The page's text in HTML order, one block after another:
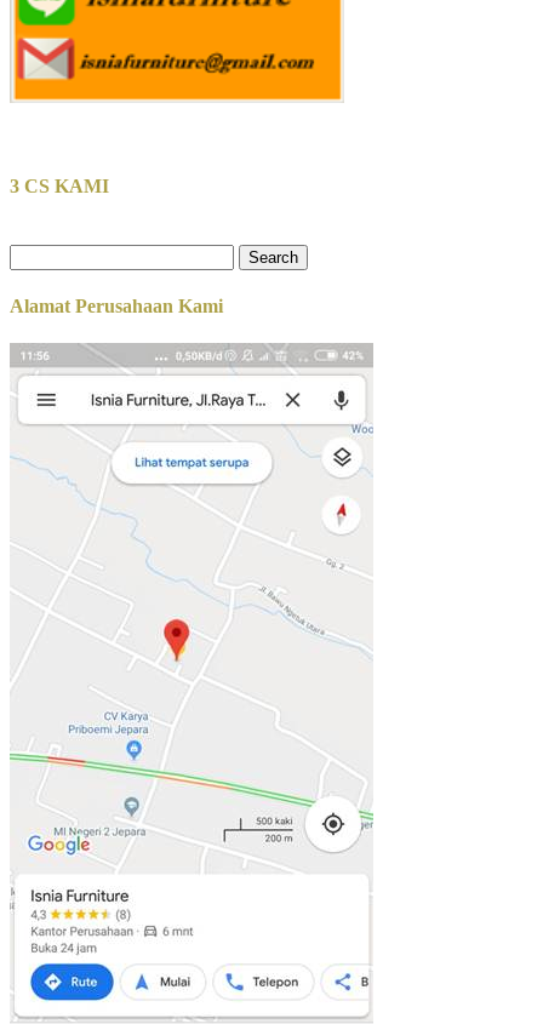
3 CS KAMI
for:
Alamat Perusahaan Kami